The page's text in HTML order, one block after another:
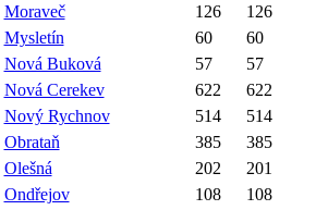
Moraveč
126
126
Mysletín
60
60
Nová Buková
57
57
Nová Cerekev
622
622
Nový Rychnov
514
514
Obrataň
385
385
Olešná
202
201
Ondřejov
108
108